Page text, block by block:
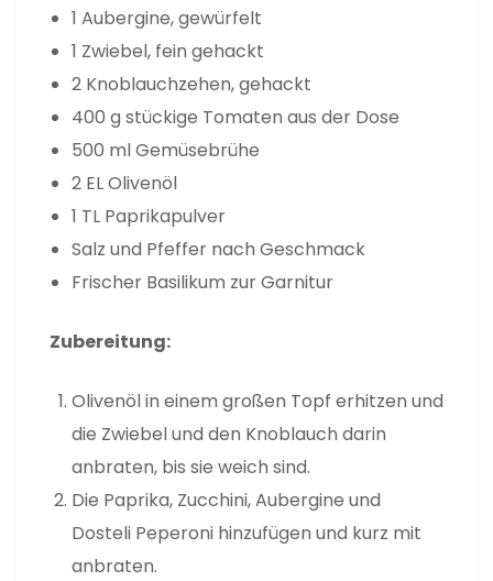
1 Aubergine, gewürfelt
1 Zwiebel, fein gehackt
2 Knoblauchzehen, gehackt
400 g stückige Tomaten aus der Dose
500 ml Gemüsebrühe
2 EL Olivenöl
1 TL Paprikapulver
Salz und Pfeffer nach Geschmack
Frischer Basilikum zur Garnitur
Zubereitung:
Olivenöl in einem großen Topf erhitzen und
die Zwiebel und den Knoblauch darin
anbraten, bis sie weich sind.
Die Paprika, Zucchini, Aubergine und
Dosteli Peperoni hinzufügen und kurz mit
anbraten.